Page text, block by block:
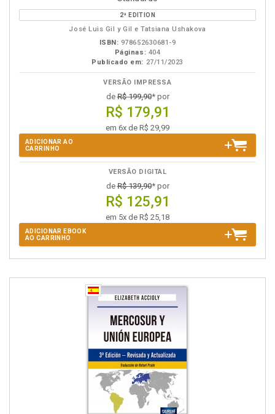
eBookB.V.
2ª EDITION
José Luis Gil y Gil e Tatsiana Ushakova
ISBN: 978652630681-9
Páginas: 404
Publicado em: 27/11/2023
VERSÃO IMPRESSA
deR$ 199,90* por
R$ 179,91
em 6x de R$ 29,99
ADICIONAR AO
CARRINHO
VERSÃO DIGITAL
deR$ 139,90* por
R$ 125,91
em 5x de R$ 25,18
ADICIONAR EBOOK
AO CARRINHO